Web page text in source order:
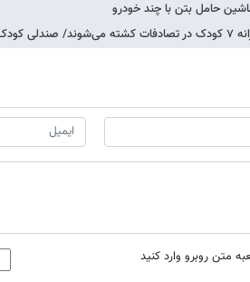
حامل بتن با چند خودرو
شود
متن روبرو وارد کنید